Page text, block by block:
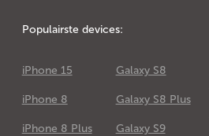
Populairste devices:
iPhone 15
iPhone 8
iPhone 8 Plus
Galaxy S8
Galaxy S8 Plus
Galaxy S9